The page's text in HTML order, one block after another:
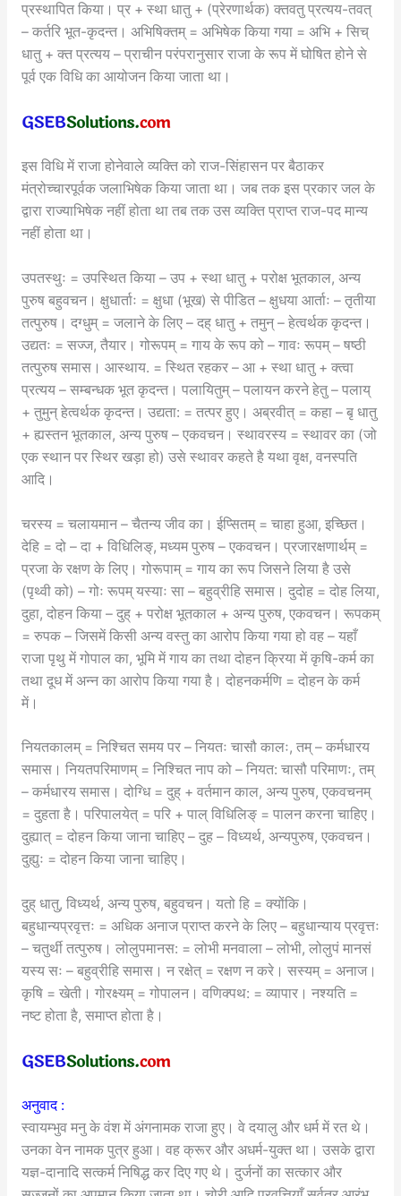
प्रस्थापित किया। प्र + स्था धातु + (प्रेरणार्थक) क्तवतु प्रत्यय-तवत्
– कर्तरि भूत-कृदन्त। अभिषिक्तम् = अभिषेक किया गया = अभि + सिच्
धातु + क्त प्रत्यय – प्राचीन परंपरानुसार राजा के रूप में घोषित होने से
पूर्व एक विधि का आयोजन किया जाता था।
इस विधि में राजा होनेवाले व्यक्ति को राज-सिंहासन पर बैठाकर
मंत्रोच्चारपूर्वक जलाभिषेक किया जाता था। जब तक इस प्रकार जल के
द्वारा राज्याभिषेक नहीं होता था तब तक उस व्यक्ति प्राप्त राज-पद मान्य
नहीं होता था।
उपतस्थुः = उपस्थित किया – उप + स्था धातु + परोक्ष भूतकाल, अन्य
पुरुष बहुवचन। क्षुधार्ताः = क्षुधा (भूख) से पीडित – क्षुधया आर्ताः – तृतीया
तत्पुरुष। दग्धुम् = जलाने के लिए – दह् धातु + तमुन् – हेत्वर्थक कृदन्त।
उद्यतः = सज्ज, तैयार। गोरूपम् = गाय के रूप को – गावः रूपम् – षष्ठी
तत्पुरुष समास। आस्थाय. = स्थित रहकर – आ + स्था धातु + क्त्वा
प्रत्यय – सम्बन्धक भूत कृदन्त। पलायितुम् – पलायन करने हेतु – पलाय्
+ तुमुन् हेत्वर्थक कृदन्त। उद्यता: = तत्पर हुए। अब्रवीत् = कहा – बृ धातु
+ ह्यस्तन भूतकाल, अन्य पुरुष – एकवचन। स्थावरस्य = स्थावर का (जो
एक स्थान पर स्थिर खड़ा हो) उसे स्थावर कहते है यथा वृक्ष, वनस्पति
आदि।
चरस्य = चलायमान – चैतन्य जीव का। ईप्सितम् = चाहा हुआ, इच्छित।
देहि = दो – दा + विधिलिङ्, मध्यम पुरुष – एकवचन। प्रजारक्षणार्थम् =
प्रजा के रक्षण के लिए। गोरूपाम् = गाय का रूप जिसने लिया है उसे
(पृथ्वी को) – गोः रूपम् यस्याः सा – बहुव्रीहि समास। दुदोह = दोह लिया,
दुहा, दोहन किया – दुह् + परोक्ष भूतकाल + अन्य पुरुष, एकवचन। रूपकम्
= रुपक – जिसमें किसी अन्य वस्तु का आरोप किया गया हो वह – यहाँ
राजा पृथु में गोपाल का, भूमि में गाय का तथा दोहन क्रिया में कृषि-कर्म का
तथा दूध में अन्न का आरोप किया गया है। दोहनकर्मणि = दोहन के कर्म
में।
नियतकालम् = निश्चित समय पर – नियतः चासौ कालः, तम् – कर्मधारय
समास। नियतपरिमाणम् = निश्चित नाप को – नियत: चासौ परिमाणः, तम्
– कर्मधारय समास। दोग्धि = दुह् + वर्तमान काल, अन्य पुरुष, एकवचनम्
= दुहता है। परिपालयेत् = परि + पाल् विधिलिङ् = पालन करना चाहिए।
दुह्यात् = दोहन किया जाना चाहिए – दुह – विध्यर्थ, अन्यपुरुष, एकवचन।
दुह्युः = दोहन किया जाना चाहिए।
दुह् धातु, विध्यर्थ, अन्य पुरुष, बहुवचन। यतो हि = क्योंकि।
बहुधान्यप्रवृत्तः = अधिक अनाज प्राप्त करने के लिए – बहुधान्याय प्रवृत्तः
– चतुर्थी तत्पुरुष। लोलुपमानस: = लोभी मनवाला – लोभी, लोलुपं मानसं
यस्य सः – बहुव्रीहि समास। न रक्षेत् = रक्षण न करे। सस्यम् = अनाज।
कृषि = खेती। गोरक्ष्यम् = गोपालन। वणिक्पथ: = व्यापार। नश्यति =
नष्ट होता है, समाप्त होता है।
अनुवाद :
स्वायम्भुव मनु के वंश में अंगनामक राजा हुए। वे दयालु और धर्म में रत थे।
उनका वेन नामक पुत्र हुआ। वह क्रूर और अधर्म-युक्त था। उसके द्वारा
यज्ञ-दानादि सत्कर्म निषिद्ध कर दिए गए थे। दुर्जनों का सत्कार और